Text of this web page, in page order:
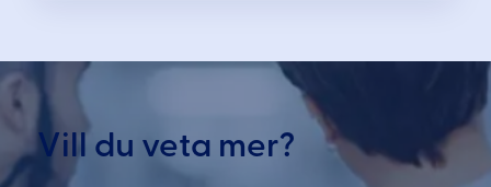
Vill du veta mer?